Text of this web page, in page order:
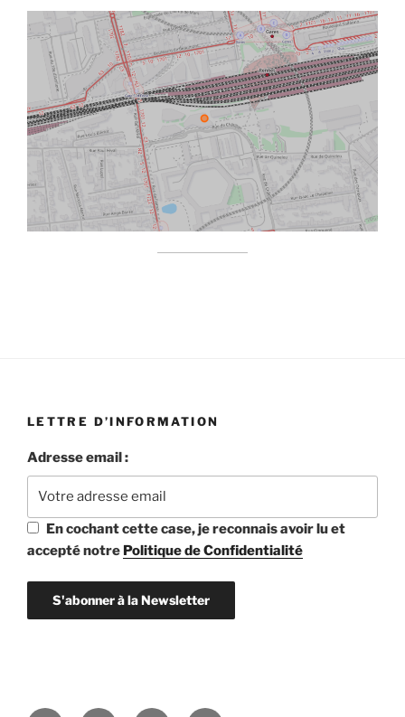
LETTRE D’INFORMATION
Adresse email :
En cochant cette case, je reconnais avoir lu et
accepté notre Politique de Confidentialité